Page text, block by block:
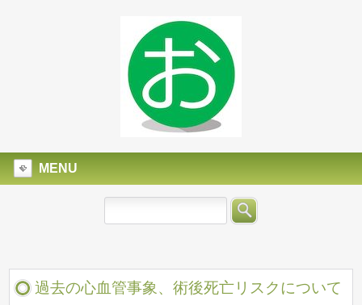
MENU
過去の心血管事象、術後死亡リスクについて